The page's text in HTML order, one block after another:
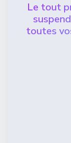
Le tout
toutes